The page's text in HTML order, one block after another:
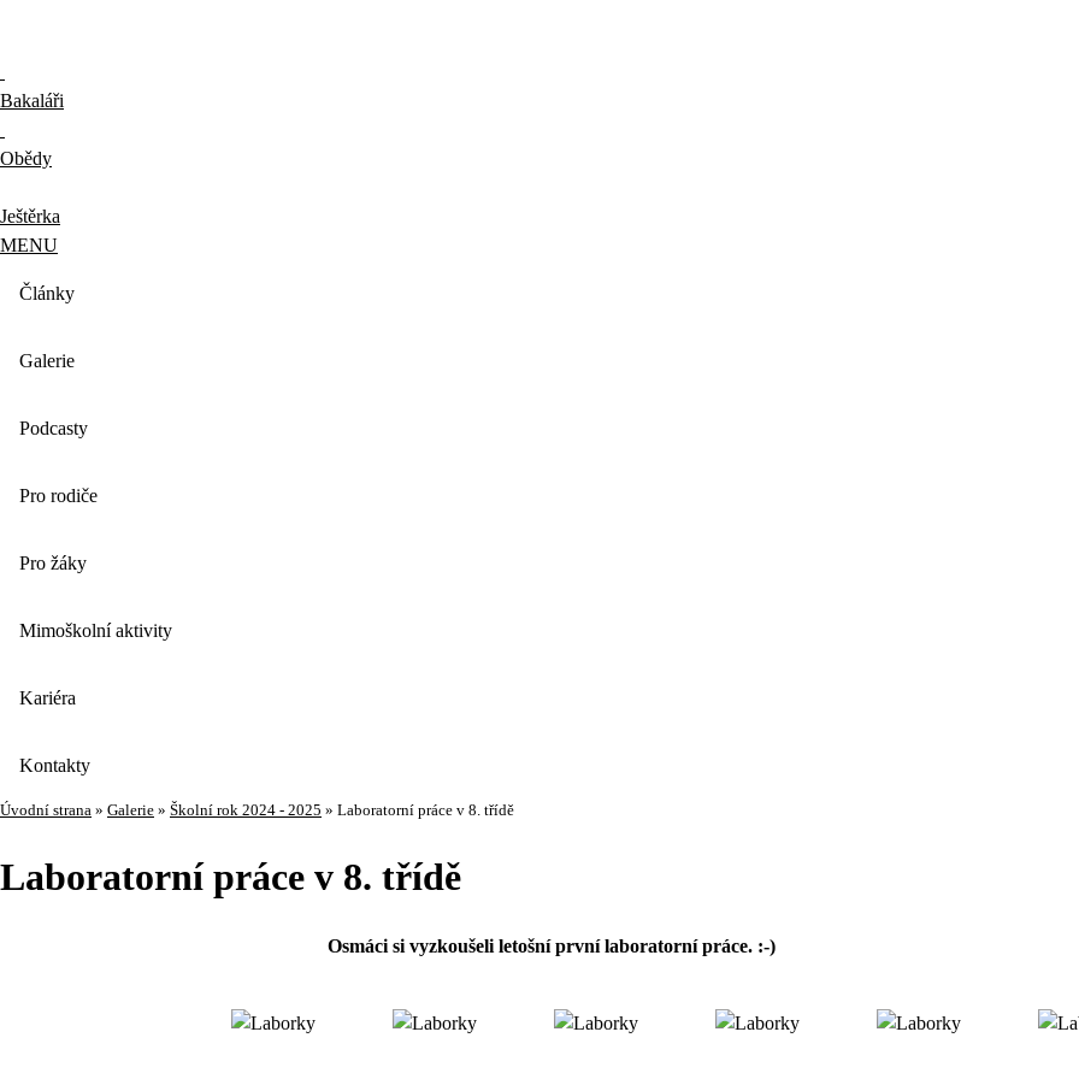
Bakaláři
Obědy
Ještěrka
MENU
Články
Galerie
Podcasty
Pro rodiče
Pro žáky
Mimoškolní aktivity
Kariéra
Kontakty
Úvodní strana » Galerie » Školní rok 2024 - 2025 » Laboratorní práce v 8. třídě
Laboratorní práce v 8. třídě
Osmáci si vyzkoušeli letošní první laboratorní práce. :-)